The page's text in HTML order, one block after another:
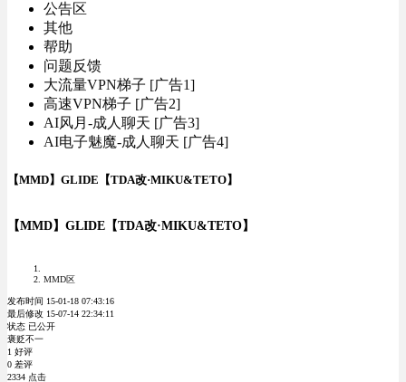
公告区
其他
帮助
问题反馈
大流量VPN梯子 [广告1]
高速VPN梯子 [广告2]
AI风月-成人聊天 [广告3]
AI电子魅魔-成人聊天 [广告4]
【MMD】GLIDE【TDA改·MIKU&TETO】
【MMD】GLIDE【TDA改·MIKU&TETO】
MMD区
发布时间 15-01-18 07:43:16
最后修改 15-07-14 22:34:11
状态 已公开
褒贬不一
1 好评
0 差评
2334 点击